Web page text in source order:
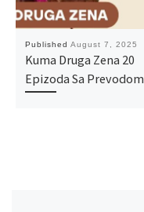
Published August 7, 2025
Kuma Druga Zena 20
Epizoda Sa Prevodom